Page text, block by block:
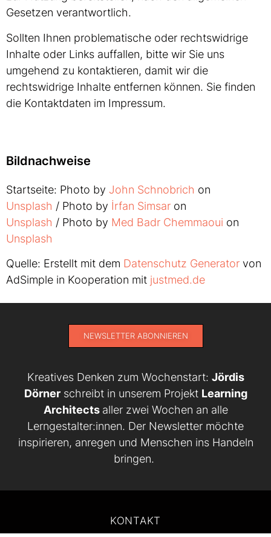
Gesetzen verantwortlich.
Sollten Ihnen problematische oder rechtswidrige
Inhalte oder Links auffallen, bitte wir Sie uns
umgehend zu kontaktieren, damit wir die
rechtswidrige Inhalte entfernen können. Sie finden
die Kontaktdaten im Impressum.
Bildnachweise
Startseite: Photo by John Schnobrich on
Unsplash / Photo by İrfan Simsar on
Unsplash / Photo by Med Badr Chemmaoui on
Unsplash
Quelle: Erstellt mit dem Datenschutz Generator von
AdSimple in Kooperation mit justmed.de
NEWSLETTER ABONNIEREN
Kreatives Denken zum Wochenstart: Jördis
Dörnerschreibt in unserem Projekt Learning
Architects aller zwei Wochen an alle
Lerngestalter:innen. Der Newsletter möchte
inspirieren, anregen und Menschen ins Handeln
bringen.
KONTAKT